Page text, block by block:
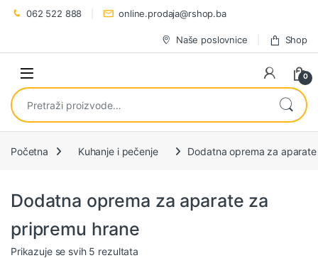
Preskoči na navigaciju
Preskoči na sadržaj
062 522 888 online.prodaja@rshop.ba
Naše poslovnice Shop
0
Pretraži:
Početna Kuhanje i pečenje Dodatna oprema za
Dodatna oprema za aparate za
pripremu hrane
Prikazuje se svih 5 rezultata